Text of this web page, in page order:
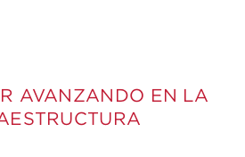
AVANZANDO EN LA